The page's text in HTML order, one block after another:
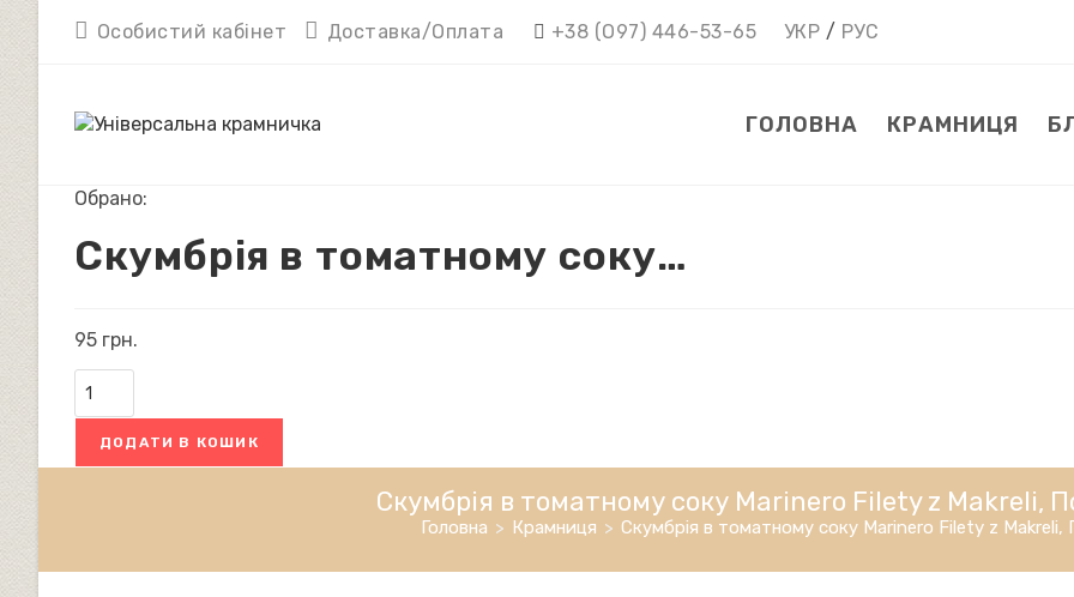
вмісту
Особистий кабінет Доставка/Оплата +38 (О97) 446-53-65 УКР / РУС
ГОЛОВНА КРАМНИЦЯ
Обрано:
Скумбрія в томатному соку…
95 грн.
томатному
соку
Marinero
ДОДАТИ В КОШИК
Скумбрія в томатному соку Marinero Filety z Makreli,
Головна > Крамниця > Скумбрія в томатному соку Marinero Filety z Makreli,